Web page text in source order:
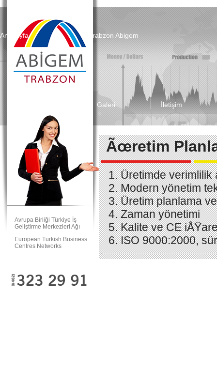
Avrupa Birliği Türkiye İş
Geliştirme Merkezleri Ağı
European Turkish Business
Centres Networks
Anasayfa Trabzon Abigem
AVRUPA BÄ°RLÄ°ÄžÄ° KREDÄ°LERÄ° VE
HÄ°BELERÄ°
DÄ±ÅŸ Ticaret MÃ¼steÅŸarlÄ±ÄŸÄ± Hibe Destekleri
IPARD Hibeleri
KOSGEB Hibe Destekleri
TÃœBÄ°TAK Hibe Destekleri
TÃ¼rkiye Teknoloji GeliÅŸtirme VakfÄ±
Ulusal ve Yerel Destekler
UluslararasÄ± Destekler
Ekonomi BakanlÄ±ÄŸÄ± TeÅŸvik Hibe ve Destekleri
Galeri İletişim
Ãœretim
Üretimde verimlilik
Modern yönetim
Üretim planlama
Zaman yönetimi
Kalite ve CE
ISO 9000:2000,